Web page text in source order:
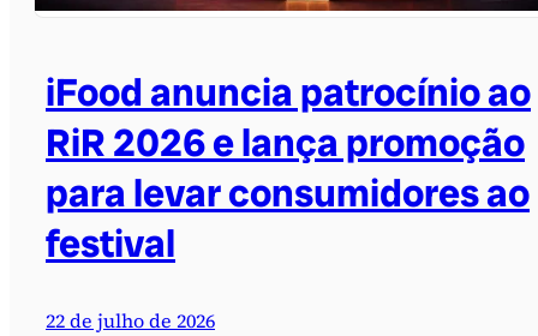
iFood anuncia patrocínio ao
RiR 2026 e lança promoção
para levar consumidores ao
festival
22 de julho de 2026